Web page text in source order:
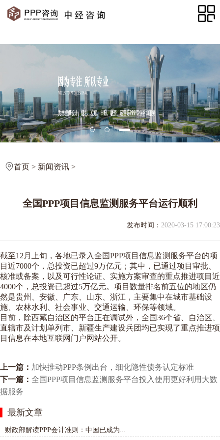
首页 > 新闻资讯 >
全国PPP项目信息监测服务平台运行顺利
发布时间： 2020-03-15 17:00:23
截至12月上旬，各地已录入全国PPP项目信息监测服务平台的项
目近7000个，总投资已超过9万亿元；其中，已通过项目审批、
核准或备案，以及可行性论证、实施方案审查的重点推进项目近
4000个，总投资已超过5万亿元。项目数量排名前五位的地区仍
然是贵州、安徽、广东、山东、浙江，主要集中在城市基础设
施、农林水利、社会事业、交通运输、环保等领域。
目前，除西藏自治区的平台正在调试外，全国36个省、自治区、
直辖市及计划单列市、新疆生产建设兵团均已实现了重点推进项
目信息在本地互联网门户网站公开。
上一篇： 加快推动PPP条例出台，细化隐性债务认定标准
下一篇： 全国PPP项目信息监测服务平台投入使用更好利用大数
据服务
最新文章
财政部解读PPP会计准则：中国已成为...